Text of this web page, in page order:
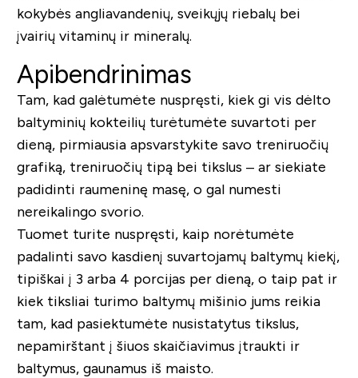
kokybės angliavandenių, sveikųjų riebalų bei
įvairių vitaminų ir mineralų.
Apibendrinimas
Tam, kad galėtumėte nuspręsti, kiek gi vis dėlto
baltyminių kokteilių turėtumėte suvartoti per
dieną, pirmiausia apsvarstykite savo treniruočių
grafiką, treniruočių tipą bei tikslus – ar siekiate
padidinti raumeninę masę, o gal numesti
nereikalingo svorio.
Tuomet turite nuspręsti, kaip norėtumėte
padalinti savo kasdienį suvartojamų baltymų kiekį,
tipiškai į 3 arba 4 porcijas per dieną, o taip pat ir
kiek tiksliai turimo baltymų mišinio jums reikia
tam, kad pasiektumėte nusistatytus tikslus,
nepamirštant į šiuos skaičiavimus įtraukti ir
baltymus, gaunamus iš maisto.